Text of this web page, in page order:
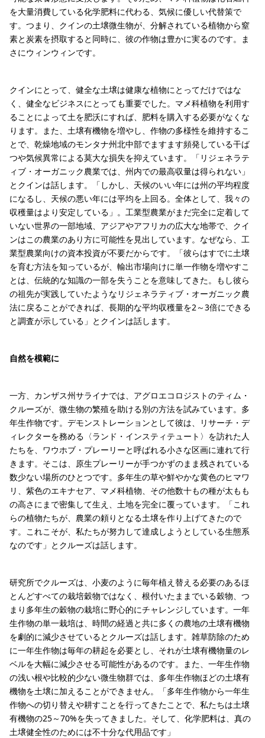
を大量消費している化学肥料に代わる、気候に優しい代替策で
す。つまり、クインの土壌微生物が、分解されている植物から窒
素と炭素を摂取すると同時に、彼の作物は豊かに実るのです。ま
さにウィンウィンです。
クインにとって、健全な土壌は健康な植物にとってだけではな
く、健全なビジネスにとっても重要でした。マメ科植物を利用す
ることによって土を肥沃にすれば、肥料を購入する必要がなくな
ります。また、土壌有機物を増やし、作物の多様性を維持するこ
とで、乾燥地域のモンタナ州北中部でますます頻発している干ば
つや気候異常による莫大な損失を抑えています。「リジェネラテ
ィブ・オーガニック農業では、州内での最高収量は得られない」
とクインは話します。「しかし、天候のいい年には州の平均程度
になるし、天候の悪い年には平均を上回る。全体として、我々の
収穫量はより安定している」。工業型農業がまだ完全に定着して
いない世界の一部地域、アジアやアフリカの広大な地帯で、クイ
ンはこの農業のあり方に可能性を見出しています。なぜなら、工
業型農業向けの資本投資が不要だからです。「彼らはすでに土壌
を育む方法を知っているが、輸出市場向けに単一作物を増やすこ
とは、伝統的な知識の一部を失うことを意味してきた。もし彼ら
の祖先が実践していたようなリジェネラティブ・オーガニック農
法に戻ることができれば、長期的な平均収穫量を2～3倍にできる
と調査が示している」とクインは話します。
自然を模範に
一方、カンザス州サライナでは、アグロエコロジストのティム・
クルーズが、微生物の繁殖を助ける別の方法を試みています。多
年生作物です。デモンストレーションとして彼は、リサーチ・デ
ィレクターを務める〈ランド・インスティテュート〉を訪れた人
たちを、ワウホブ・プレーリーと呼ばれる小さな区画に連れて行
きます。そこは、原生プレーリーが手つかずのまま残されている
数少ない場所のひとつです。多年生の草や鮮やかな黄色のヒマワ
リ、紫色のエキナセア、マメ科植物、その他数十もの種が太もも
の高さにまで密集して生え、土地を完全に覆っています。「これ
らの植物たちが、農業の頼りとなる土壌を作り上げてきたので
す。これこそが、私たちが努力して達成しようとしている生態系
なのです」とクルーズは話します。
研究所でクルーズは、小麦のように毎年植え替える必要のあるほ
とんどすべての栽培穀物ではなく、根付いたままでいる穀物、つ
まり多年生の穀物の栽培に野心的にチャレンジしています。一年
生作物の単一栽培は、時間の経過と共に多くの農地の土壌有機物
を劇的に減少させているとクルーズは話します。雑草防除のため
に一年生作物は毎年の耕起を必要とし、それが土壌有機物量のレ
ベルを大幅に減少させる可能性があるのです。また、一年生作物
の浅い根や比較的少ない微生物群では、多年生作物ほどの土壌有
機物を土壌に加えることができません。「多年生作物から一年生
作物への切り替えや耕すことを行ってきたことで、私たちは土壌
有機物の25～70%を失ってきました。そして、化学肥料は、真の
土壌健全性のためには不十分な代用品です」